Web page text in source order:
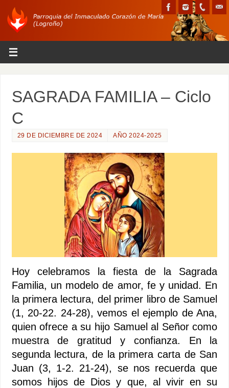
SAGRADA FAMILIA – Ciclo
C
29 DE DICIEMBRE DE 2024 AÑO 2024-2025
Hoy celebramos la fiesta de la Sagrada
Familia, un modelo de amor, fe y unidad. En
la primera lectura, del primer libro de Samuel
(1, 20-22. 24-28), vemos el ejemplo de Ana,
quien ofrece a su hijo Samuel al Señor como
muestra de gratitud y confianza. En la
segunda lectura, de la primera carta de San
Juan (3, 1-2. 21-24), se nos recuerda que
somos hijos de Dios y que, al vivir en su